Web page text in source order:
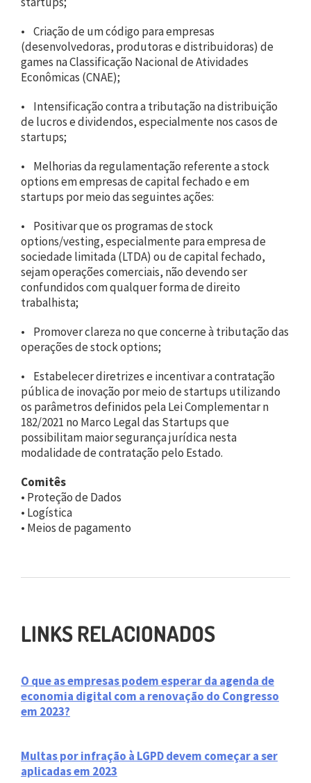
• Criação de um código para empresas
(desenvolvedoras, produtoras e distribuidoras) de
games na Classificação Nacional de Atividades
Econômicas (CNAE);
• Intensificação contra a tributação na distribuição
de lucros e dividendos, especialmente nos casos de
startups;
• Melhorias da regulamentação referente a stock
options em empresas de capital fechado e em
startups por meio das seguintes ações:
• Positivar que os programas de stock
options/vesting, especialmente para empresa de
sociedade limitada (LTDA) ou de capital fechado,
sejam operações comerciais, não devendo ser
confundidos com qualquer forma de direito
trabalhista;
• Promover clareza no que concerne à tributação das
operações de stock options;
• Estabelecer diretrizes e incentivar a contratação
pública de inovação por meio de startups utilizando
os parâmetros definidos pela Lei Complementar n
182/2021 no Marco Legal das Startups que
possibilitam maior segurança jurídica nesta
modalidade de contratação pelo Estado.
Comitês
• Proteção de Dados
• Logística
• Meios de pagamento
LINKS RELACIONADOS
O que as empresas podem esperar da agenda de
economia digital com a renovação do Congresso
em 2023?
Multas por infração à LGPD devem começar a ser
aplicadas em 2023